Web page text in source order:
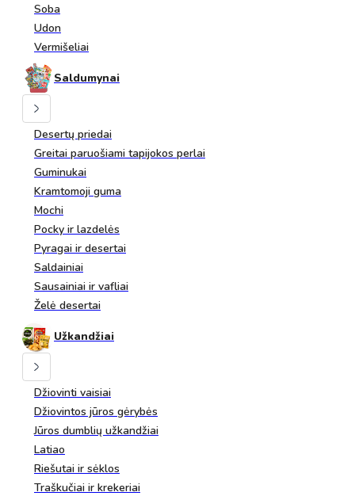
Soba
Udon
Vermišeliai
Saldumynai
Desertų priedai
Greitai paruošiami tapijokos perlai
Guminukai
Kramtomoji guma
Mochi
Pocky ir lazdelės
Pyragai ir desertai
Saldainiai
Sausainiai ir vafliai
Želė desertai
Užkandžiai
Džiovinti vaisiai
Džiovintos jūros gėrybės
Jūros dumblių užkandžiai
Latiao
Riešutai ir sėklos
Traškučiai ir krekeriai